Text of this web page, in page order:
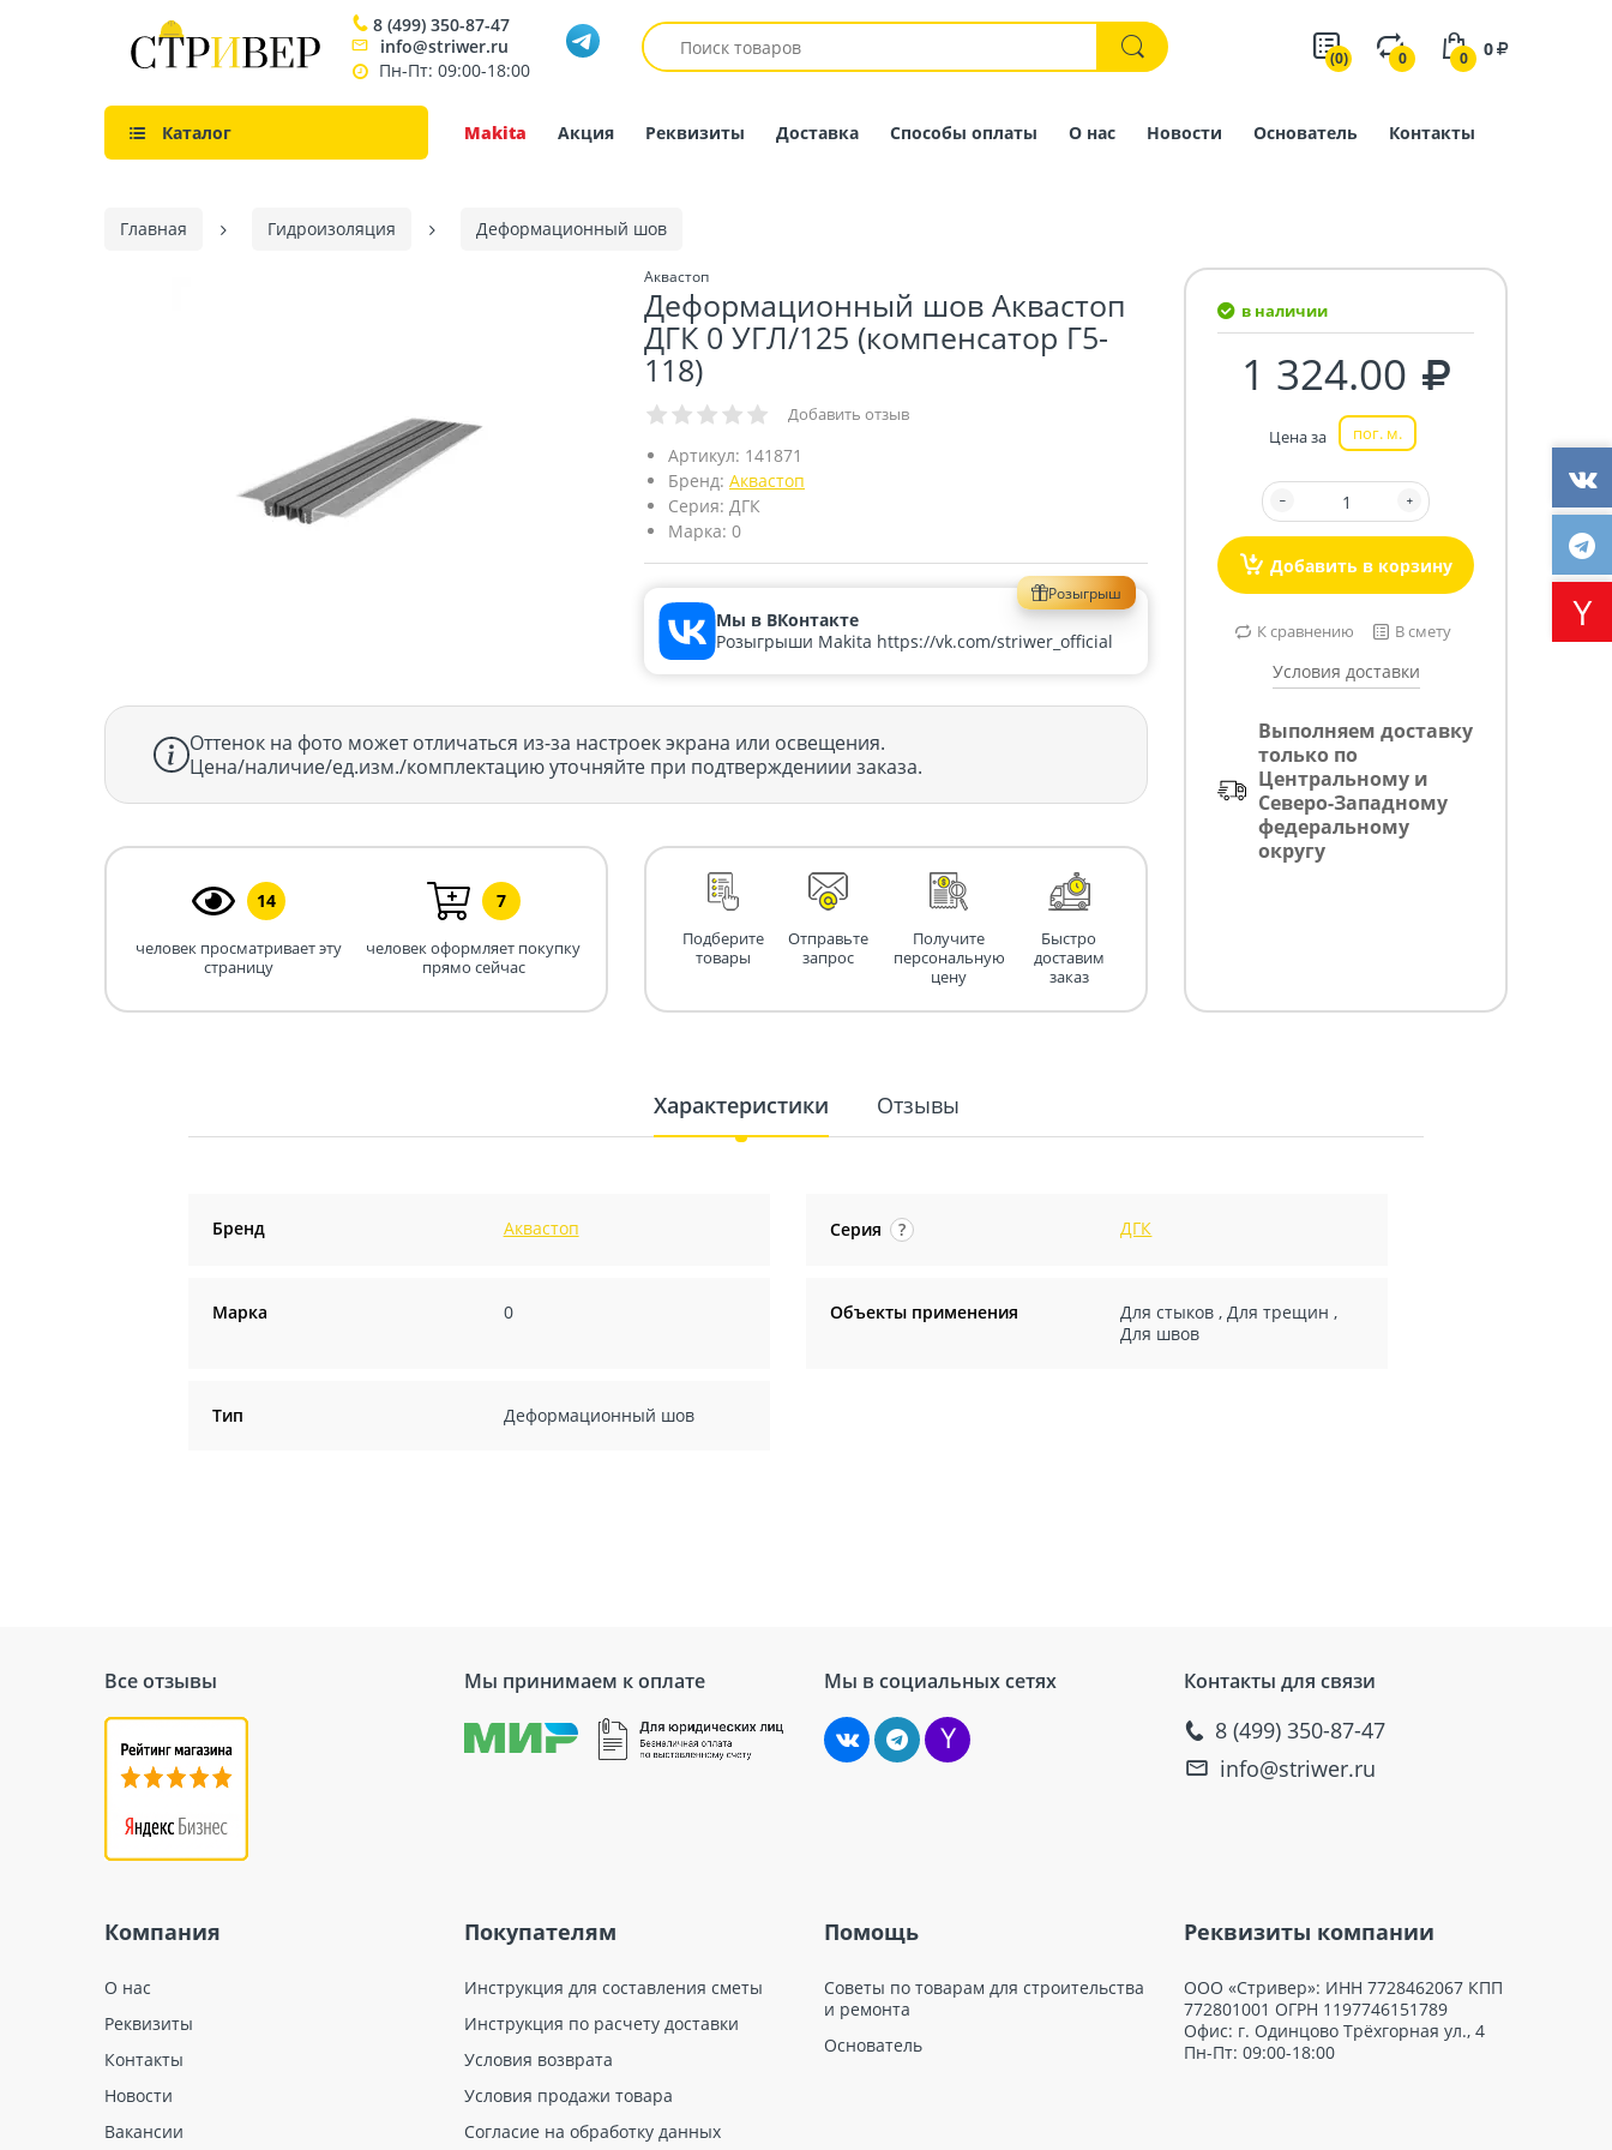
8 (499) 350-87-47
info@striwer.ru
Пн-Пт: 09:00-18:00
(0) 0 0 0
Каталог Makita Акция Реквизиты Доставка Способы оплаты О нас Новости Основатель Контакты
Главная Гидроизоляция Деформационный шов
Аквастоп
Деформационный шов Аквастоп
ДГК 0 УГЛ/125 (компенсатор Г5-
118)
Добавить отзыв
Артикул: 141871
Бренд: Аквастоп
Серия: ДГК
Марка: 0
Розыгрыш
Мы в ВКонтакте
Розыгрыши Makita https://vk.com/striwer_official
Оттенок на фото может отличаться из-за настроек экрана или освещения.
Цена/наличие/ед.изм./комплектацию уточняйте при подтверждениии заказа.
14
человек просматривает эту
страницу
7
человек оформляет покупку
прямо сейчас
Подберите
товары
Отправьте
запрос
Получите
персональную
цену
Быстро
доставим
заказ
в наличии
1 324.00
Цена за пог. м.
Добавить в корзину
К сравнению В смету
Условия доставки
Выполняем доставку
только по
Центральному и
Северо-Западному
федеральному
округу
Характеристики Отзывы
Бренд Аквастоп Серия ? ДГК
Марка 0 Объекты применения Для стыков ,Для трещин ,
Для швов
Тип Деформационный шов
Все отзывы Мы принимаем к оплате Мы в социальных сетях Контакты для связи
8 (499) 350-87-47
info@striwer.ru
Компания
О нас
Реквизиты
Контакты
Новости
Вакансии
Покупателям
Инструкция для составления сметы
Инструкция по расчету доставки
Условия возврата
Условия продажи товара
Согласие на обработку данных
Помощь
Советы по товарам для строительства
и ремонта
Основатель
Реквизиты компании
ООО «Стривер»: ИНН 7728462067 КПП
772801001 ОГРН 1197746151789
Офис: г. Одинцово Трёхгорная ул., 4
Пн-Пт: 09:00-18:00